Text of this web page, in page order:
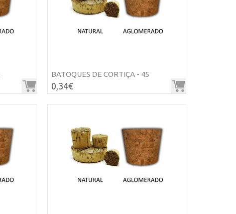
BATOQUES DE CORTIÇA - 45
0,34€